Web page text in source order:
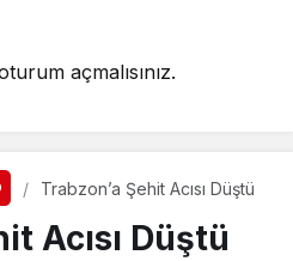
açmalısınız.
Trabzon’a Şehit Acısı Düştü
Acısı Düştü